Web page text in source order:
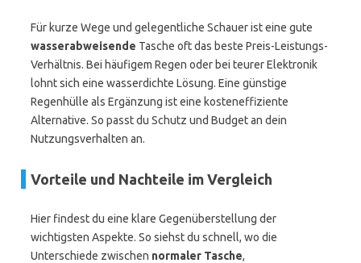
Für kurze Wege und gelegentliche Schauer ist eine gute
wasserabweisende Tasche oft das beste Preis-Leistungs-
Verhältnis. Bei häufigem Regen oder bei teurer Elektronik
lohnt sich eine wasserdichte Lösung. Eine günstige
Regenhülle als Ergänzung ist eine kosteneffiziente
Alternative. So passt du Schutz und Budget an dein
Nutzungsverhalten an.
Vorteile und Nachteile im Vergleich
Hier findest du eine klare Gegenüberstellung der
wichtigsten Aspekte. So siehst du schnell, wo die
Unterschiede zwischen normaler Tasche,